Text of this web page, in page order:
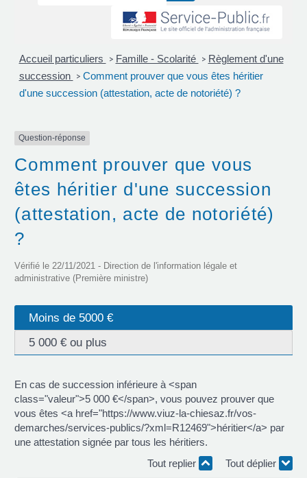
Accueil particuliers > Famille - Scolarité > Règlement d'une
succession > Comment prouver que vous êtes héritier
d'une succession (attestation, acte de notoriété) ?
Question-réponse
Comment prouver que vous
êtes héritier d'une succession
(attestation, acte de notoriété)
?
Vérifié le 22/11/2021 - Direction de l'information légale et
administrative (Première ministre)
Moins de 5000 €
5 000 € ou plus
En cas de succession inférieure à <span
class="valeur">5 000 €</span>, vous pouvez prouver que
vous êtes <a href="https://www.viuz-la-chiesaz.fr/vos-
demarches/services-publics/?xml=R12469">héritier</a> par
une attestation signée par tous les héritiers.
Tout replier
Tout déplier